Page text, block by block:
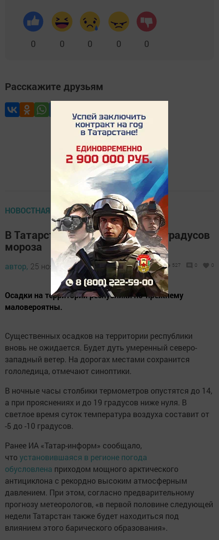
0 0 0 0 0
Расскажите друзьям
НОВОСТНАЯ ЛЕНТА
В Татарстане ожидается до 19 градусов
мороза
автор, 25 ноября 2019 - 08:57 527 0 0
Осадки на территории республики по-прежнему
маловероятны.
Существенных осадков на территории республики
вновь не ожидается. Будет дуть умеренный северо-
западный ветер. На дорогах местами сохранится
гололедица, отмечают синоптики.
В ночные часы столбики термометров опустятся до 14,
а при прояснениях и до 19 градусов ниже нуля. В
светлое время суток температура воздуха составит от
-5 до -10 градусов.
Ранее ИА «Татар-информ» сообщало,
что установившаяся в регионе погода
обусловлена приходом мощного арктического
антициклона с рекордно высоким атмосферным
давлением. При этом, согласно предварительному
прогнозу метеорологов, «в первой половине следующей
недели Татарстан также будет находиться под
влиянием этого барического образования».